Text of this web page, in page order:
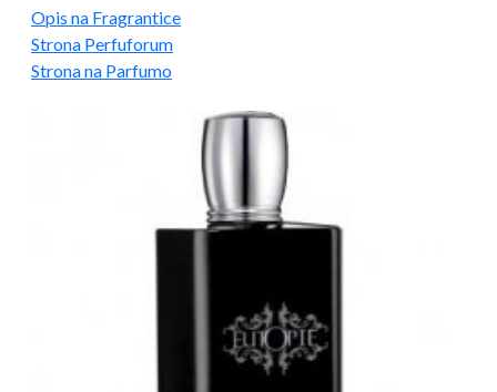
Opis na Fragrantice
Strona Perfuforum
Strona na Parfumo